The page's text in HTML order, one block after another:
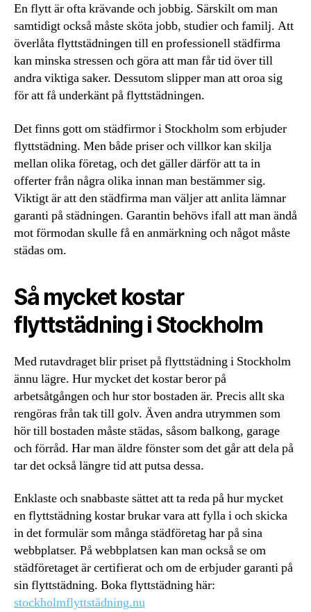
En flytt är ofta krävande och jobbig. Särskilt om man
samtidigt också måste sköta jobb, studier och familj. Att
överlåta flyttstädningen till en professionell städfirma
kan minska stressen och göra att man får tid över till
andra viktiga saker. Dessutom slipper man att oroa sig
för att få underkänt på flyttstädningen.
Det finns gott om städfirmor i Stockholm som erbjuder
flyttstädning. Men både priser och villkor kan skilja
mellan olika företag, och det gäller därför att ta in
offerter från några olika innan man bestämmer sig.
Viktigt är att den städfirma man väljer att anlita lämnar
garanti på städningen. Garantin behövs ifall att man ändå
mot förmodan skulle få en anmärkning och något måste
städas om.
Så mycket kostar
flyttstädning i Stockholm
Med rutavdraget blir priset på flyttstädning i Stockholm
ännu lägre. Hur mycket det kostar beror på
arbetsåtgången och hur stor bostaden är. Precis allt ska
rengöras från tak till golv. Även andra utrymmen som
hör till bostaden måste städas, såsom balkong, garage
och förråd. Har man äldre fönster som det går att dela på
tar det också längre tid att putsa dessa.
Enklaste och snabbaste sättet att ta reda på hur mycket
en flyttstädning kostar brukar vara att fylla i och skicka
in det formulär som många städföretag har på sina
webbplatser. På webbplatsen kan man också se om
städföretaget är certifierat och om de erbjuder garanti på
sin flyttstädning. Boka flyttstädning här:
stockholmflyttstädning.nu